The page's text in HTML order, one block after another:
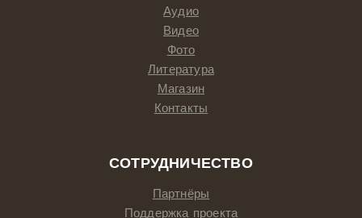
Аудио
Видео
Фото
Литература
Магазин
Контакты
СОТРУДНИЧЕСТВО
Партнёры
Поддержка проекта